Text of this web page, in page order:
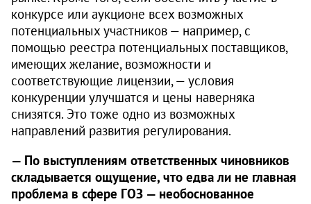
конкурсе или аукционе всех возможных
потенциальных участников — например, с
помощью реестра потенциальных поставщиков,
имеющих желание, возможности и
соответствующие лицензии, — условия
конкуренции улучшатся и цены наверняка
снизятся. Это тоже одно из возможных
направлений развития регулирования.
— По выступлениям ответственных чиновников
складывается ощущение, что едва ли не главная
проблема в сфере ГОЗ — необос­нованное